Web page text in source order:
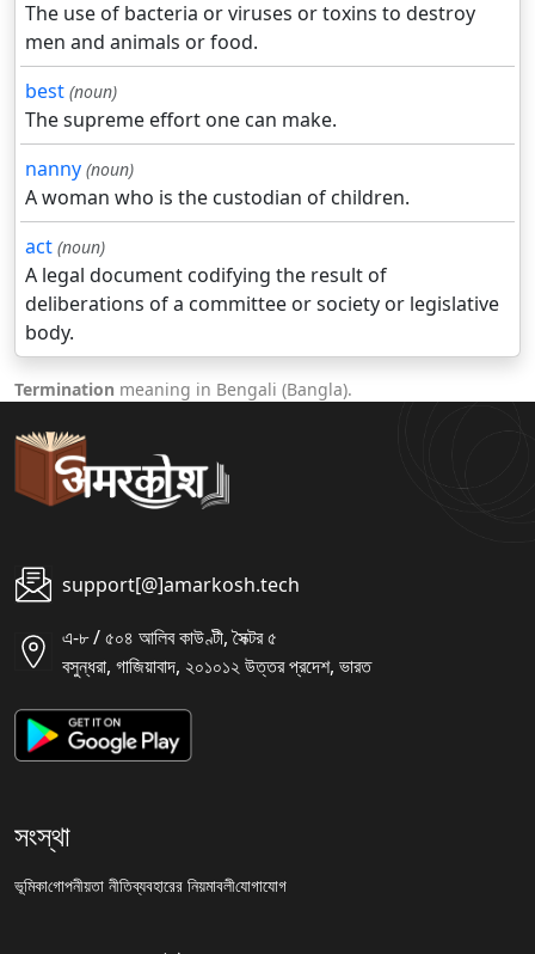
The use of bacteria or viruses or toxins to destroy
men and animals or food.
best (noun)
The supreme effort one can make.
nanny (noun)
A woman who is the custodian of children.
act (noun)
A legal document codifying the result of
deliberations of a committee or society or legislative
body.
Termination meaning in Bengali (Bangla).
support[@]amarkosh.tech
এ-৮ / ৫০৪ আলিব কাউণ্টী, সৈক্টর ৫
বসুন্ধরা, গাজিয়াবাদ, ২০১০১২ উত্তর প্রদেশ, ভারত
সংস্থা
ভূমিকাগোপনীয়তা নীতিব্যবহারের নিয়মাবলীযোগাযোগ